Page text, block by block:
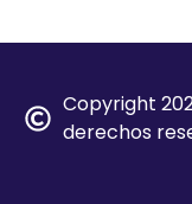
Copyright
derechos